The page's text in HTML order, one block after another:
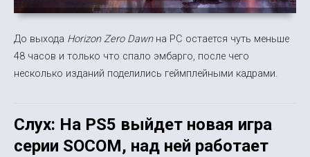
До выхода Horizon Zero Dawnна PC остается чуть меньше
48 часов и только что спало эмбарго, после чего
несколько изданий поделились геймплейными кадрами.
Слух: На PS5 выйдет новая игра
серии SOCOM, над ней работает